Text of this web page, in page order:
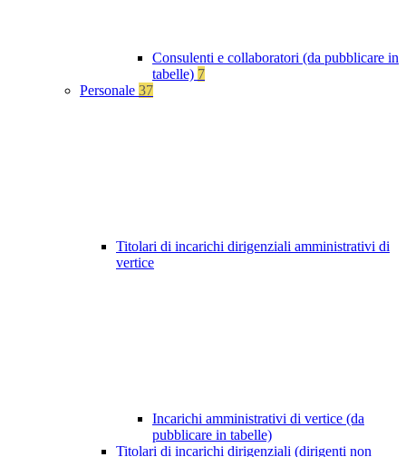
Consulenti e collaboratori (da pubblicare in
tabelle) 7
Personale 37
Titolari di incarichi dirigenziali amministrativi di
vertice
Incarichi amministrativi di vertice (da
pubblicare in tabelle)
Titolari di incarichi dirigenziali (dirigenti non